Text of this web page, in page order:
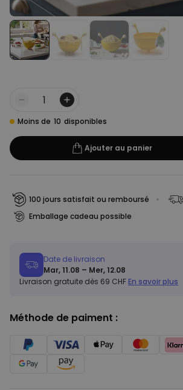
Personnalisable
Chaussettes personnalisées
avec votre animal de
compagnie
Quantité
Moins de 10 disponibles
Ajouter au panier
100 jours satisfait ou remboursé
Emballage cadeau possible
Date de livraison
Mar, 11.08 – Mer, 12.08
Livraison gratuite dès 69 CHF En savoir plus
Méthode de paiment :